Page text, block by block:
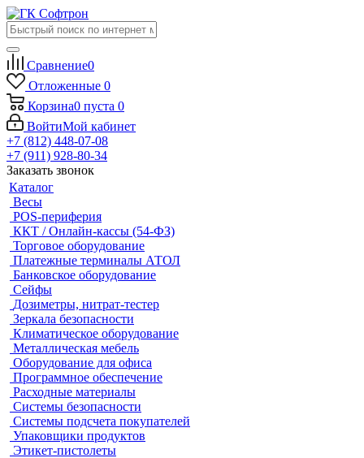
Сравнение0
Отложенные 0
Корзина0 пуста 0
ВойтиМой кабинет
+7 (812) 448-07-08
+7 (911) 928-80-34
Заказать звонок
Каталог
Весы
POS-периферия
ККТ / Онлайн-кассы (54-ФЗ)
Торговое оборудование
Платежные терминалы АТОЛ
Банковское оборудование
Сейфы
Дозиметры, нитрат-тестер
Зеркала безопасности
Климатическое оборудование
Металлическая мебель
Оборудование для офиса
Программное обеспечение
Расходные материалы
Системы безопасности
Системы подсчета покупателей
Упаковщики продуктов
Этикет-пистолеты